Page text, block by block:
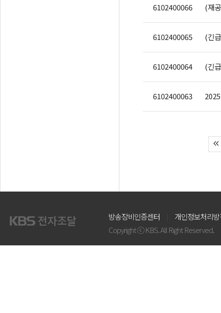
6102400066
6102400065 (긴
6102400064
6102400063
방송장비인증센터
개인정보처리
Copyright ⓒ KBS. All Right Reserved.